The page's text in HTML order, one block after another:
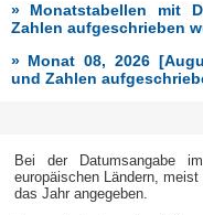
» Monatstabellen mit
Zahlen aufgeschrieben
» Monat 08, 2026
und Zahlen
Bei der Datumsangabe
europäischen Ländern,
das Jahr angegeben.